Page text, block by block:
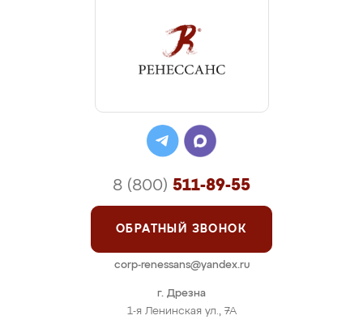
г. Дрезна
1-я Ленинская ул., 7А
8 (800) 511-89-55
ОБРАТНЫЙ ЗВОНОК
corp-renessans@yandex.ru